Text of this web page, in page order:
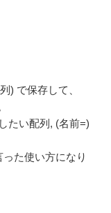
) で保存して、
たい配列, (名前=)
た使い方になり